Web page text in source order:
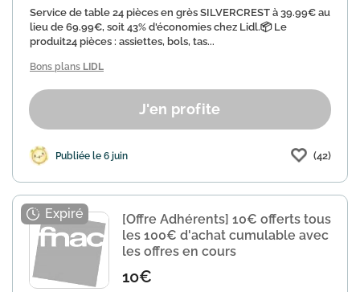
Service de table 24 pièces en grès SILVERCREST à 39.99€ au
lieu de 69.99€, soit 43% d'économies chez Lidl.📦 Le
produit24 pièces : assiettes, bols, tas...
Bons plans LIDL
J'en profite
Publiée le 6 juin (42)
[Offre Adhérents] 10€ offerts tous
les 100€ d'achat cumulable avec
les offres en cours
10€